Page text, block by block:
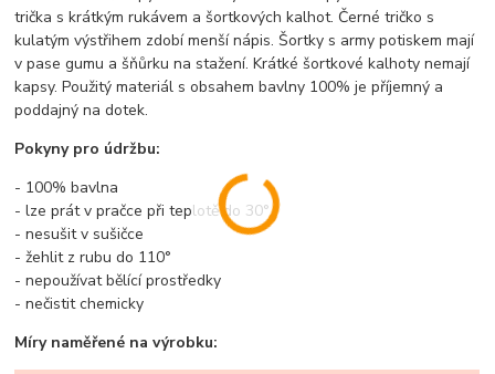
trička s krátkým rukávem a šortkových kalhot. Černé tričko s
kulatým výstřihem zdobí menší nápis. Šortky s army potiskem mají
v pase gumu a šňůrku na stažení. Krátké šortkové kalhoty nemají
kapsy. Použitý materiál s obsahem bavlny 100% je příjemný a
poddajný na dotek.
Pokyny pro údržbu:
- 100% bavlna
- lze prát v pračce při teplotě do 30°
- nesušit v sušičce
- žehlit z rubu do 110°
- nepoužívat bělící prostředky
- nečistit chemicky
Míry naměřené na výrobku: